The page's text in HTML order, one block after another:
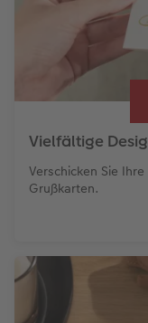
Vielfältige
Verschicken Sie
Grußkarten.